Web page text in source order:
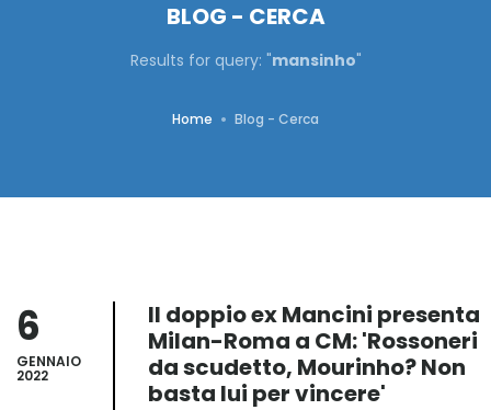
BLOG - CERCA
Results for query: "mansinho"
Home Blog - Cerca
6
GENNAIO
2022
Il doppio ex Mancini presenta
Milan-Roma a CM: 'Rossoneri
da scudetto, Mourinho? Non
basta lui per vincere'